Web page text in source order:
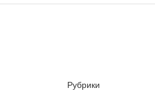
Рубрики